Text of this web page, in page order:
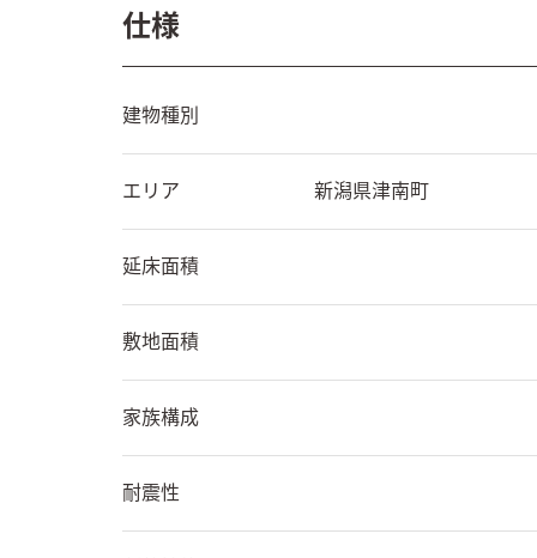
仕様
建物種別
エリア 新潟県津南町
延床面積
敷地面積
家族構成
耐震性